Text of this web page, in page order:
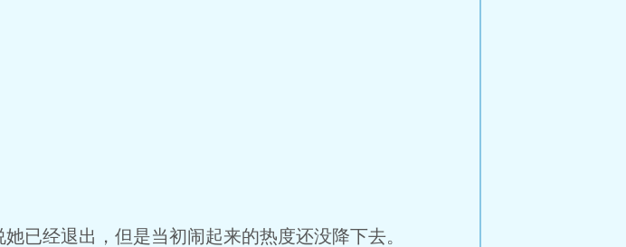
已经退出，但是当初闹起来的热度还没降下去。